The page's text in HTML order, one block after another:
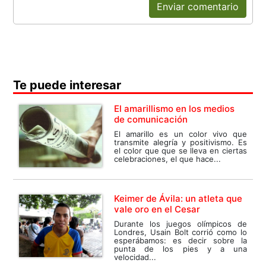
Enviar comentario
Te puede interesar
El amarillismo en los medios
de comunicación
El amarillo es un color vivo que
transmite alegría y positivismo. Es
el color que que se lleva en ciertas
celebraciones, el que hace...
Keimer de Ávila: un atleta que
vale oro en el Cesar
Durante los juegos olímpicos de
Londres, Usain Bolt corrió como lo
esperábamos: es decir sobre la
punta de los pies y a una
velocidad...